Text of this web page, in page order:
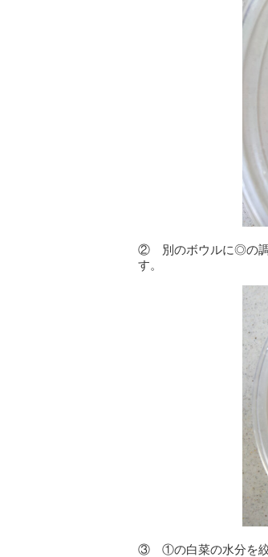
② 別のボウルに◎の調
す。
③ ①の白菜の水分を絞